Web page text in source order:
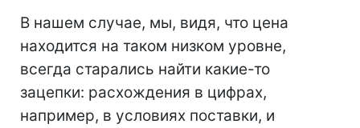
В нашем случае, мы, видя, что цена
находится на таком низком уровне,
всегда старались найти какие-то
зацепки: расхождения в цифрах,
например, в условиях поставки, и